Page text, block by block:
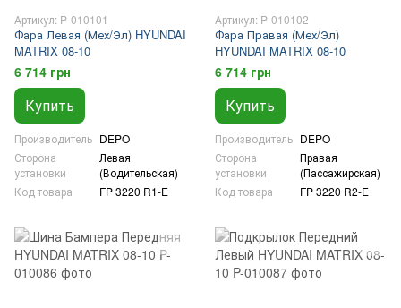
Артикул: P-010101
Фара Левая (Мех/Эл) HYUNDAI
MATRIX 08-10
6 714 грн
Купить
Производитель DEPO
Сторона
установки
Левая
(Водительская)
Код товара
FP 3220 R1-E
Артикул: P-010102
Фара Правая (Мех/Эл)
HYUNDAI MATRIX 08-10
6 714 грн
Купить
Производитель DEPO
Сторона
установки
Правая
(Пассажирская)
Код товара
FP 3220 R2-E